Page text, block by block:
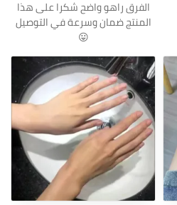
الفرق راهو واضح شكرا على هذا
المنتج ضمان وسرعة في التوصيل
😛